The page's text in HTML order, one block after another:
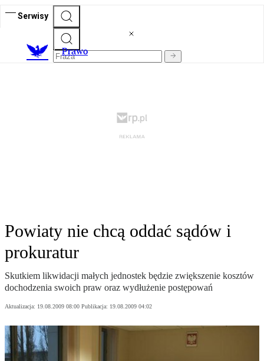
Serwisy
Prawo
Powiaty nie chcą oddać sądów i
prokuratur
Skutkiem likwidacji małych jednostek będzie zwiększenie kosztów
dochodzenia swoich praw oraz wydłużenie postępowań
Aktualizacja: 19.08.2009 08:00 Publikacja: 19.08.2009 04:02